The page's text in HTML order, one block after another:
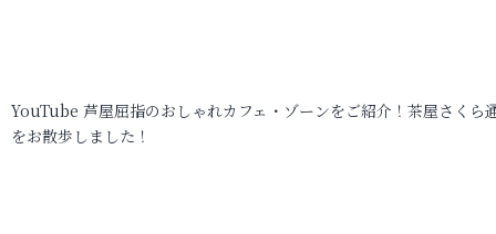
YouTube 芦屋屈指のおしゃれカフェ・ゾーンをご紹介！茶屋さくら
をお散歩しました！